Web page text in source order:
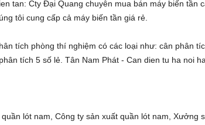
tan: Cty Đại Quang chuyên mua bán máy biến tần
tôi cung cấp cả máy biến tần giá rẻ.
tích phòng thí nghiệm có các loại như:cân phân
tích 5 số lẻ. Tân Nam Phát -Can dien tu ha noi
lót nam,Công ty sản xuất quần lót nam,Xưởng